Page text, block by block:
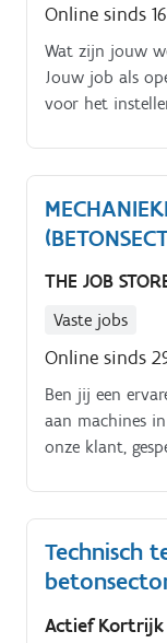
Online sinds
Wat zijn jouw
Jouw job als
voor het
THE JOB
Vaste jobs
Online sinds
Ben jij een
aan machines
onze klant,
herstellingen
machines en
spoort
beperken Je
Technisch
Actief Kortrijk